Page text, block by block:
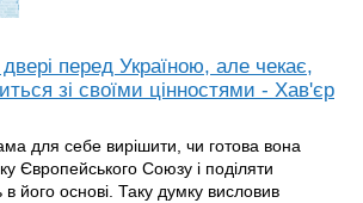
перед Україною, але чекає,
зі своїми цінностями - Хав'єр
для себе вирішити, чи готова вона
Європейського Союзу і поділяти
в його основі. Таку думку висловив